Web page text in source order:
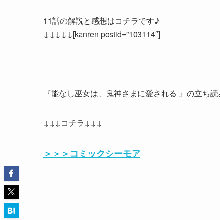
11話の解説と感想はコチラです♪
↓↓↓↓↓[kanren postid=”103114″]
『能なし巫女は、鬼神さまに愛される 』の立ち
↓↓↓コチラ↓↓↓
＞＞＞コミックシーモア